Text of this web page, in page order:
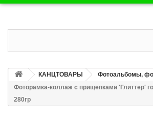
КАНЦТОВАРЫ Фотоальбомы,
Фоторамка-коллаж с прищепками 'Глиттер'
280гр